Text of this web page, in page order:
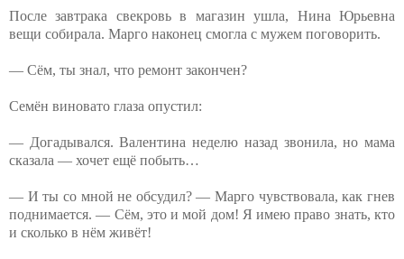
После завтрака свекровь в магазин ушла, Нина Юрьевна
вещи собирала. Марго наконец смогла с мужем поговорить.
— Сём, ты знал, что ремонт закончен?
Семён виновато глаза опустил:
— Догадывался. Валентина неделю назад звонила, но мама
сказала — хочет ещё побыть…
— И ты со мной не обсудил? — Марго чувствовала, как гнев
поднимается. — Сём, это и мой дом! Я имею право знать, кто
и сколько в нём живёт!